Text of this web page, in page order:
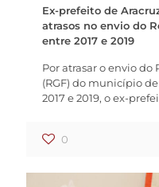
Ex-prefeito de
atrasos no envio do
entre 2017 e 2019
Por atrasar o envio do
(RGF) do município
2017 e 2019, o ex-
0